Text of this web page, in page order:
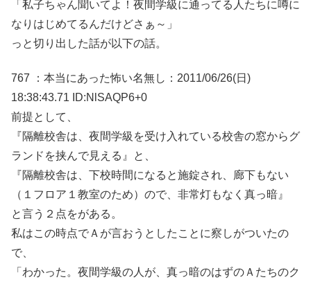
「私子ちゃん聞いてよ！夜間学級に通ってる人たちに噂に
なりはじめてるんだけどさぁ～」
っと切り出した話が以下の話。
767 ：本当にあった怖い名無し：2011/06/26(日)
18:38:43.71 ID:NlSAQP6+0
前提として、
『隔離校舎は、夜間学級を受け入れている校舎の窓からグ
ランドを挟んで見える』と、
『隔離校舎は、下校時間になると施錠され、廊下もない
（１フロア１教室のため）ので、非常灯もなく真っ暗』
と言う２点をがある。
私はこの時点でＡが言おうとしたことに察しがついたの
で、
「わかった。夜間学級の人が、真っ暗のはずのＡたちのク